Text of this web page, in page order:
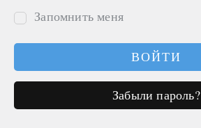
Запомнить меня
Забыли пароль?